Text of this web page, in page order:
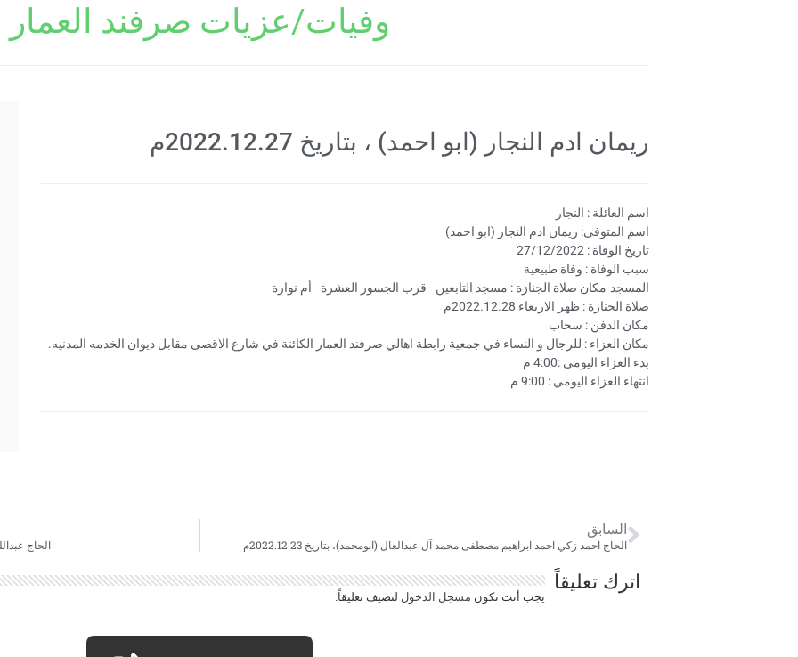
وفيات/عزيات صرفند العمار
ريمان ادم النجار (ابو احمد) ، بتاريخ 2022.12.27م
اسم العائلة : النجار
اسم المتوفى: ريمان ادم النجار (ابو احمد)
تاريخ الوفاة : 27/12/2022
سبب الوفاة : وفاة طبيعية
المسجد-مكان صلاة الجنازة : مسجد التابعين - قرب الجسور العشرة - أم نوارة
صلاة الجنازة : ظهر الاربعاء 2022.12.28م
مكان الدفن : سحاب
مكان العزاء : للرجال و النساء في جمعية رابطة اهالي صرفند العمار الكائنة في شارع الاقصى مقابل ديوان الخدمه المدنيه.
بدء العزاء اليومي :4:00 م
انتهاء العزاء اليومي : 9:00 م
السابق
الحاج احمد زكي احمد ابراهيم مصطفى محمد آل عبدالعال (ابومحمد)، بتاريخ 2022.12.23م الحاج
اترك تعليقاً
يجب أنت تكون مسجل الدخول لتضيف تعليقاً.